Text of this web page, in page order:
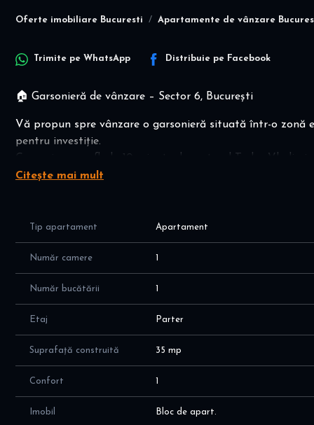
Oferte imobiliare Bucuresti Apartamente de vânzare
Trimite pe WhatsApp Distribuie pe Facebook
🏠 Garsonieră de vânzare – Sector 6, București
Vă propun spre vânzare o garsonieră situată într-o zonă
pentru investiție.
Boxă spațioasă (10.64 mp) inclusă – perfectă pentru
Complet mobilată și utilată: centrală termică, aer
Termopane, uși MDF, parchet, gresie și faianță în baie și
Apartamentul este renovat și gata de mutat
Plazza Mall – 300 m
Citește mai mult
Tip apartament Apartament
Număr camere 1
Număr bucătării 1
Etaj Parter
Suprafață construită 35 mp
Confort 1
Imobil Bloc de apart.